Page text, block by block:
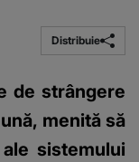
Distribuie
de strângere
menită să
sistemului